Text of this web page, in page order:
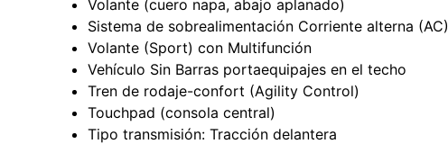
Volante (cuero napa, abajo aplanado)
Sistema de sobrealimentación Corriente alterna (AC)
Volante (Sport) con Multifunción
Vehículo Sin Barras portaequipajes en el techo
Tren de rodaje-confort (Agility Control)
Touchpad (consola central)
Tipo transmisión: Tracción delantera